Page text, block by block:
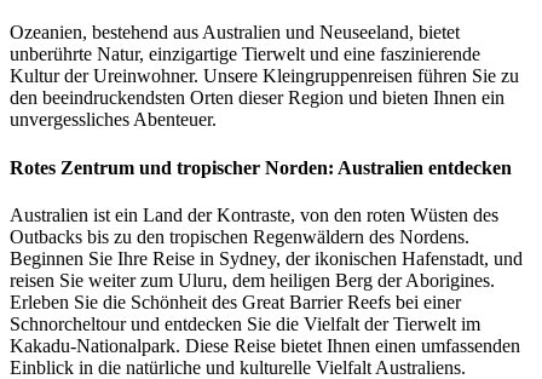
Ozeanien, bestehend aus Australien und Neuseeland, bietet
unberührte Natur, einzigartige Tierwelt und eine faszinierende
Kultur der Ureinwohner. Unsere Kleingruppenreisen führen Sie zu
den beeindruckendsten Orten dieser Region und bieten Ihnen ein
unvergessliches Abenteuer.
Rotes Zentrum und tropischer Norden: Australien entdecken
Australien ist ein Land der Kontraste, von den roten Wüsten des
Outbacks bis zu den tropischen Regenwäldern des Nordens.
Beginnen Sie Ihre Reise in Sydney, der ikonischen Hafenstadt, und
reisen Sie weiter zum Uluru, dem heiligen Berg der Aborigines.
Erleben Sie die Schönheit des Great Barrier Reefs bei einer
Schnorcheltour und entdecken Sie die Vielfalt der Tierwelt im
Kakadu-Nationalpark. Diese Reise bietet Ihnen einen umfassenden
Einblick in die natürliche und kulturelle Vielfalt Australiens.